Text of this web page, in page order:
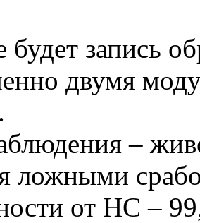
будет запись
двумя
–
ложными
от НС –